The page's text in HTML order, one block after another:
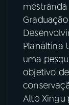
ACOMPANHE A
YouTube
Instagram
TikTok
Planaltina
uma
objetivo
Alto Xingu